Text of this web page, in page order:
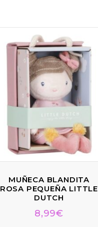
MUÑECA BLANDITA
ROSA PEQUEÑA LITTLE
DUTCH
8,99€